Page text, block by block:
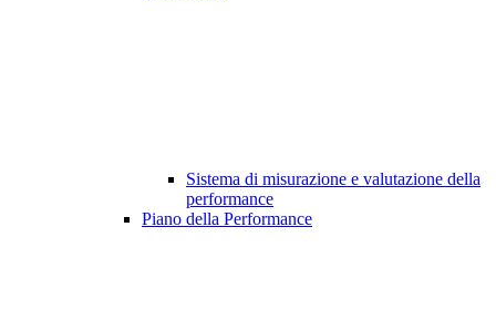
Sistema di misurazione e valutazione della
performance
Piano della Performance